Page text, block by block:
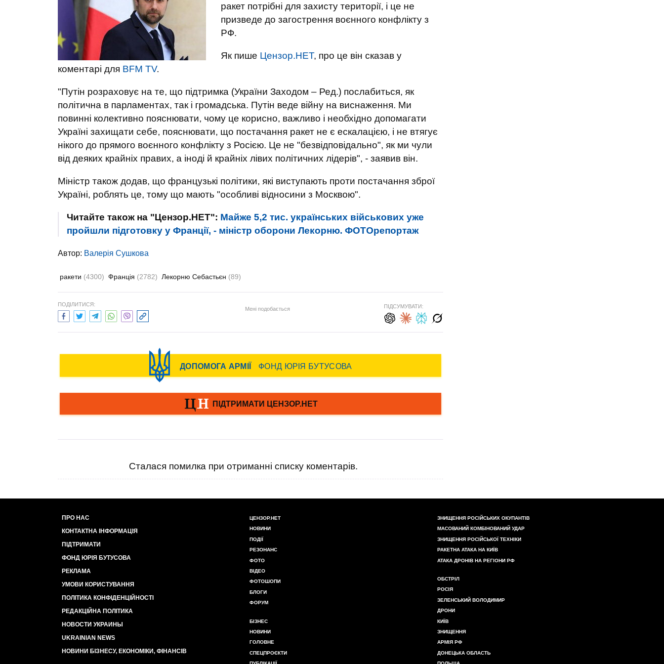
ракет потрібні для захисту території, і це не
призведе до загострення воєнного конфлікту з
РФ.
Як пише Цензор.НЕТ, про це він сказав у
коментарі для BFM TV.
"Путін розраховує на те, що підтримка (України Заходом – Ред.) послабиться, як
політична в парламентах, так і громадська. Путін веде війну на виснаження. Ми
повинні колективно пояснювати, чому це корисно, важливо і необхідно допомагати
Україні захищати себе, пояснювати, що постачання ракет не є ескалацією, і не втягує
нікого до прямого воєнного конфлікту з Росією. Це не "безвідповідально", як ми чули
від деяких крайніх правих, а іноді й крайніх лівих політичних лідерів", - заявив він.
Міністр також додав, що французькі політики, які виступають проти постачання зброї
Україні, роблять це, тому що мають "особливі відносини з Москвою".
Читайте також на "Цензор.НЕТ": Майже 5,2 тис. українських військових уже
пройшли підготовку у Франції, - міністр оборони Лекорню. ФОТОрепортаж
Автор: Валерiя Сушкова
ракети (4300) Франція (2782) Лекорню Себастьєн (89)
ПОДІЛИТИСЯ:
Мені подобається ПІДСУМУВАТИ:
Сталася помилка при отриманні списку коментарів.
ПРО НАС
КОНТАКТНА ІНФОРМАЦІЯ
ПІДТРИМАТИ
ФОНД ЮРІЯ БУТУСОВА
РЕКЛАМА
УМОВИ КОРИСТУВАННЯ
ПОЛІТИКА КОНФІДЕНЦІЙНОСТІ
РЕДАКЦІЙНА ПОЛІТИКА
НОВОСТИ УКРАИНЫ
UKRAINIAN NEWS
НОВИНИ БІЗНЕСУ, ЕКОНОМІКИ, ФІНАНСІВ
ЦЕНЗОР.НЕТ
НОВИНИ
ПОДІЇ
РЕЗОНАНС
ФОТО
ВІДЕО
ФОТОШОПИ
БЛОГИ
ФОРУМ
БІЗНЕС
НОВИНИ
ГОЛОВНЕ
СПЕЦПРОЄКТИ
ЗНИЩЕННЯ РОСІЙСЬКИХ ОКУПАНТІВ
МАСОВАНИЙ КОМБІНОВАНИЙ УДАР
ЗНИЩЕННЯ РОСІЙСЬКОЇ ТЕХНІКИ
РАКЕТНА АТАКА НА КИЇВ
АТАКА ДРОНІВ НА РЕГІОНИ РФ
ОБСТРІЛ
РОСІЯ
ЗЕЛЕНСЬКИЙ ВОЛОДИМИР
ДРОНИ
КИЇВ
ЗНИЩЕННЯ
АРМІЯ РФ
ДОНЕЦЬКА ОБЛАСТЬ